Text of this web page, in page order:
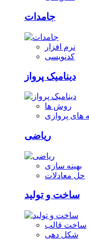
جامدات
نرم افزار
کدنویسی
دینامیک پرواز
روش ها
های پروازی
ریاضی
بهینه سازی
حل معادلات
ساخت و تولید
ساخت قالب
شکل دهی